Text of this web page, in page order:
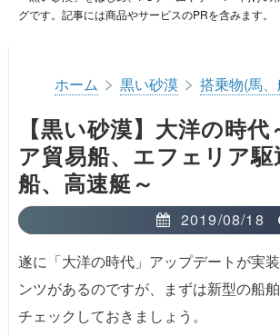
グです。記事には商品やサービスのPRを含みます。
ホーム > 黒い砂漠 > 搭乗物(馬
【黒い砂漠】大洋の時代
ア貿易船、エフェリア
船、高速艇～
2019/08/18
遂に「大洋の時代」アップデートが実
ンツがあるのですが、まずは新型の船
チェックしておきましょう。